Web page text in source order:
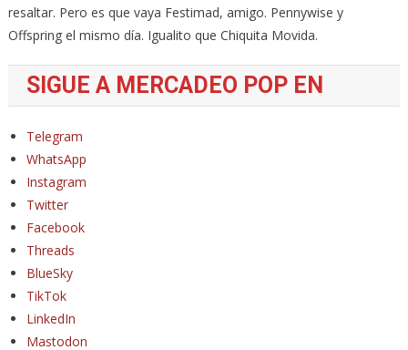
resaltar. Pero es que vaya Festimad, amigo. Pennywise y
Offspring el mismo día. Igualito que Chiquita Movida.
SIGUE A MERCADEO POP EN
Telegram
WhatsApp
Instagram
Twitter
Facebook
Threads
BlueSky
TikTok
LinkedIn
Mastodon